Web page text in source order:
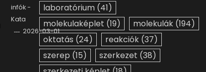
infók -
Kata
2026-03-01
laboratórium (41)
molekulaképlet (19) molekulák (194)
oktatás (24) reakciók (37)
szerep (15) szerkezet (38)